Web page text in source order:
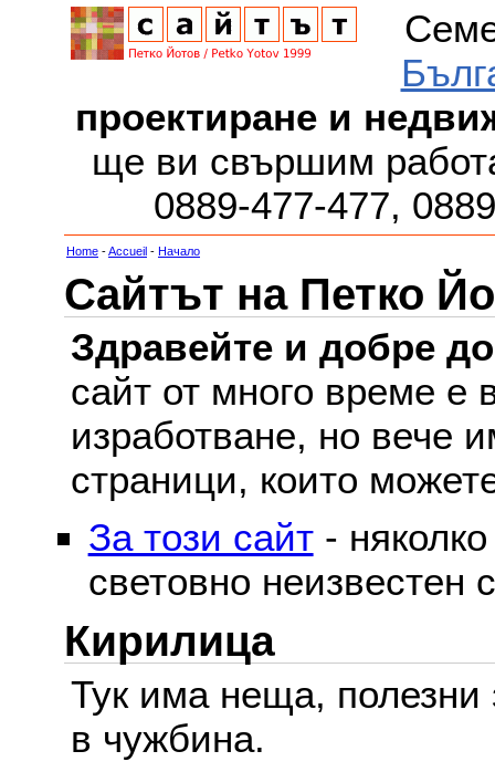
проектиране и
ще ви свършим
0889-477-477,
Home -Accueil - Начало
Сайтът на Петко
Здравейте и добре
сайт от много време е
изработване, но вече
страници, които
За този сайт-
световно неизвестен
Кирилица
Тук има неща, полезни
в чужбина.